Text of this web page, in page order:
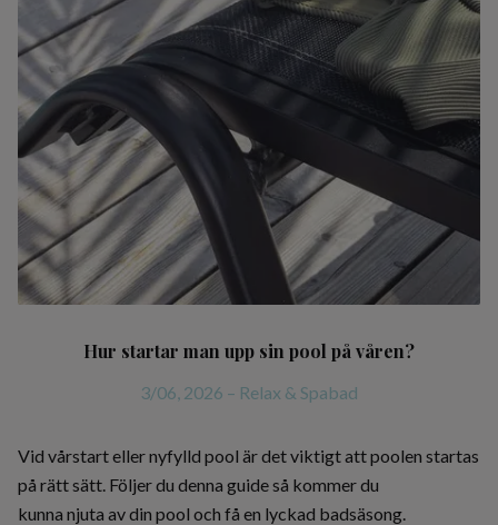
Hur startar man upp sin pool på våren?
3/06, 2026 – Relax & Spabad
Vid vårstart eller nyfylld pool är det viktigt att poolen startas
på rätt sätt. Följer du denna guide så kommer du
kunna njuta av din pool och få en lyckad badsäsong.